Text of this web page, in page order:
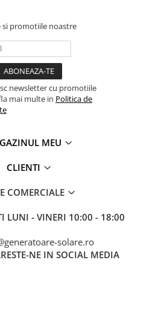
si promotiile noastre
newsletter cu promotiile
mai multe in Politica de
MEU
CLIENTI
COMERCIALE
LUNI - VINERI 10:00 - 18:00
solare.ro
NE IN SOCIAL MEDIA